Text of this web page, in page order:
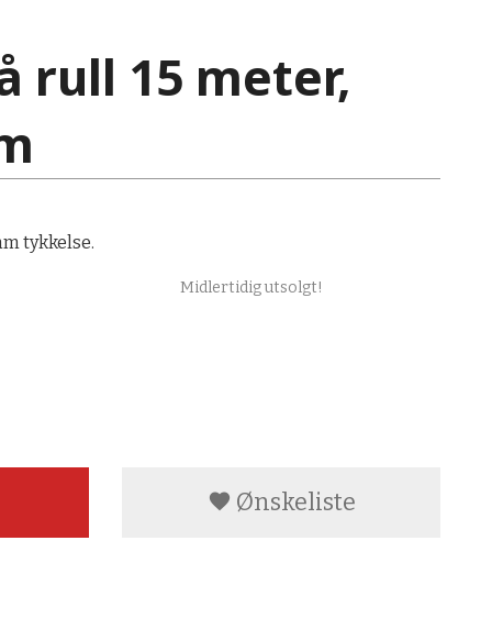
rull 15 meter,
tykkelse.
Midlertidig utsolgt!
Ønskeliste